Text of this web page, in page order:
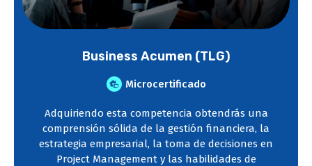
Business Acumen (TLG)
Microcertificado
Adquiriendo esta competencia obtendrás una
comprensión sólida de la gestión financiera, la
estrategia empresarial, la toma de decisiones en
Project Management y las habilidades de